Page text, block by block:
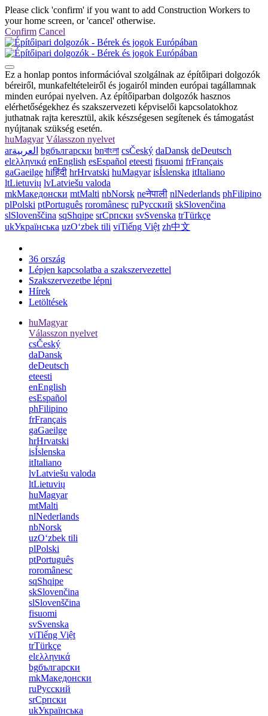
Please click 'confirm' if you want to add Construction Workers to
your home screen, or 'cancel' otherwise.
Confirm Cancel
Ez a honlap pontos információval szolgálnak az építőipari dolgozók
béreiről, munkafeltételeiről és jogairól minden európai tagállamnak
minden európai nyelven. Az építőiparban dolgozók hasznos
elérhetőségekhez és szakszervezeti képviselői kapcsolatokhoz
juthatnak rajta keresztül, akik készségesen segítenek és támogatást
nyújtanak szükség esetén.
huMagyar Válasszon nyelvet
arالعربية bgбългарски bnবাংলা csČeský daDansk deDeutsch
elελληνικά enEnglish esEspañol eteesti fisuomi frFrançais
gaGaeilge hiहिंदी hrHrvatski huMagyar isÍslenska itItaliano
ltLietuvių lvLatviešu valoda
mkМакедонски mtMalti nbNorsk neनेपाली nlNederlands phFilipino
plPolski ptPortuguês roromânesc ruРусский skSlovenčina
slSlovenščina sqShqipe srСрпски svSvenska trTürkçe
ukУкраїнська uzOʻzbek tili viTiếng Việt zh中文
36 ország
Lépjen kapcsolatba a szakszervezettel
Szakszervezetbe lépni
Hírek
Letöltések
huMagyar
Válasszon nyelvet
csČeský
daDansk
deDeutsch
eteesti
enEnglish
esEspañol
phFilipino
frFrançais
gaGaeilge
hrHrvatski
isÍslenska
itItaliano
lvLatviešu valoda
ltLietuvių
huMagyar
mtMalti
nlNederlands
nbNorsk
uzOʻzbek tili
plPolski
ptPortuguês
roromânesc
sqShqipe
skSlovenčina
slSlovenščina
fisuomi
svSvenska
viTiếng Việt
trTürkçe
elελληνικά
bgбългарски
mkМакедонски
ruРусский
srСрпски
ukУкраїнська